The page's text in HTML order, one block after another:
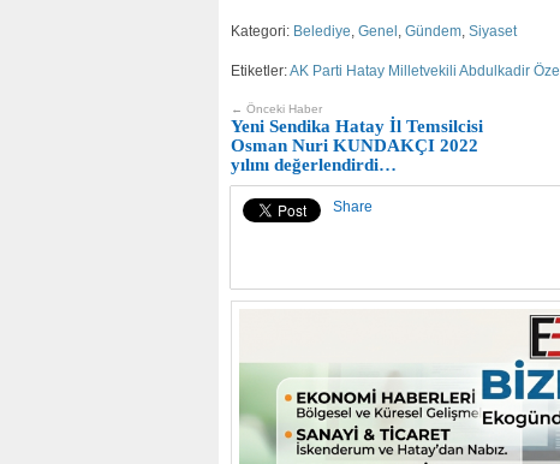
Kategori: Belediye, Genel , Gündem, Siyaset
Etiketler:AK Parti Hatay Milletvekili Abdulkadir Özel
← Önceki Haber
Yeni Sendika Hatay İl Temsilcisi
Osman Nuri KUNDAKÇI 2022
yılını değerlendirdi…
Share